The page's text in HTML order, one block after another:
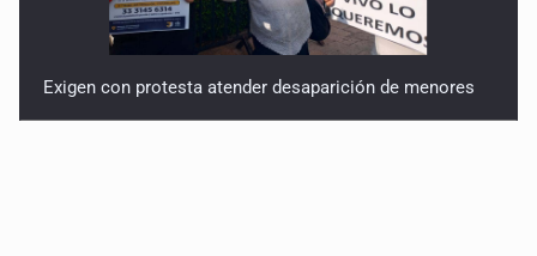
Exigen con protesta atender desaparición de menores